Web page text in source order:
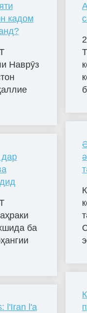
кадом
Наврӯз
ба
l'Iran l'a